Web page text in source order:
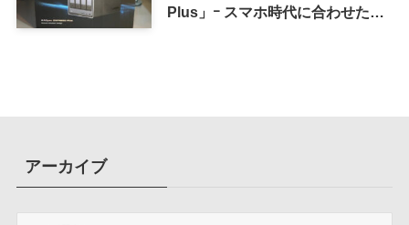
Plus」ｰ スマホ時代に合わせた設
アーカイブ